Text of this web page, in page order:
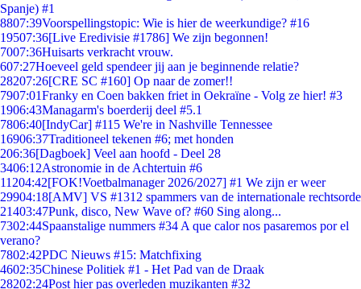
Spanje) #1
8807:39Voorspellingstopic: Wie is hier de weerkundige? #16
19507:36[Live Eredivisie #1786] We zijn begonnen!
7007:36Huisarts verkracht vrouw.
607:27Hoeveel geld spendeer jij aan je beginnende relatie?
28207:26[CRE SC #160] Op naar de zomer!!
7907:01Franky en Coen bakken friet in Oekraïne - Volg ze hier! #3
1906:43Managarm's boerderij deel #5.1
7806:40[IndyCar] #115 We're in Nashville Tennessee
16906:37Traditioneel tekenen #6; met honden
206:36[Dagboek] Veel aan hoofd - Deel 28
3406:12Astronomie in de Achtertuin #6
11204:42[FOK!Voetbalmanager 2026/2027] #1 We zijn er weer
29904:18[AMV] VS #1312 spammers van de internationale rechtsorde
21403:47Punk, disco, New Wave of? #60 Sing along...
7302:44Spaanstalige nummers #34 A que calor nos pasaremos por el
verano?
7802:42PDC Nieuws #15: Matchfixing
4602:35Chinese Politiek #1 - Het Pad van de Draak
28202:24Post hier pas overleden muzikanten #32